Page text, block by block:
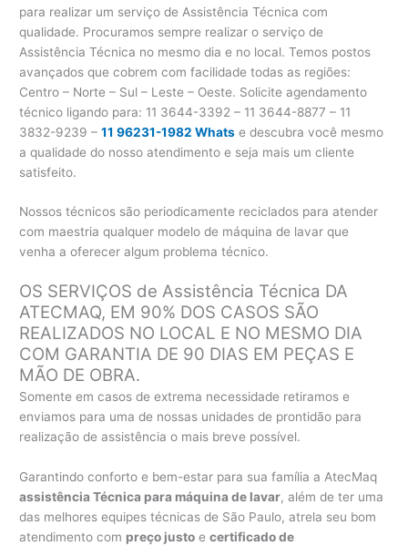
para realizar um serviço de Assistência Técnica com
qualidade. Procuramos sempre realizar o serviço de
Assistência Técnica no mesmo dia e no local. Temos postos
avançados que cobrem com facilidade todas as regiões:
Centro – Norte – Sul – Leste – Oeste. Solicite agendamento
técnico ligando para: 11 3644-3392 – 11 3644-8877 – 11
3832-9239 –11 96231-1982 Whats e descubra você mesmo
a qualidade do nosso atendimento e seja mais um cliente
satisfeito.
Nossos técnicos são periodicamente reciclados para atender
com maestria qualquer modelo de máquina de lavar que
venha a oferecer algum problema técnico.
OS SERVIÇOS de Assistência Técnica DA
ATECMAQ, EM 90% DOS CASOS SÃO
REALIZADOS NO LOCAL E NO MESMO DIA
COM GARANTIA DE 90 DIAS EM PEÇAS E
MÃO DE OBRA.
Somente em casos de extrema necessidade retiramos e
enviamos para uma de nossas unidades de prontidão para
realização de assistência o mais breve possível.
Garantindo conforto e bem-estar para sua família a AtecMaq
assistência Técnica para máquina de lavar, além de ter uma
das melhores equipes técnicas de São Paulo, atrela seu bom
atendimento com preço justo ecertificado de